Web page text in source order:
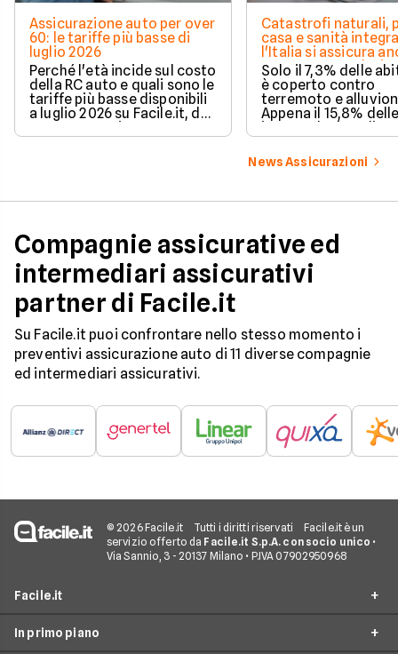
Assicurazione auto per over
60: le tariffe più basse di
luglio 2026
Perché l'età incide sul costo
della RC auto e quali sono le
tariffe più basse disponibili
a luglio 2026 su Facile.it, da
106,32€ annui.
Catastrofi naturali,
casa e sanità
l'Italia si assicura
troppo poco. I dati
Solo il 7,3% delle
è coperto contro
terremoto e
Appena il 15,8%
imprese ha la polizza
catastrofale
dati ANIA 2025 sul
assicurativo
News Assicurazioni
Compagnie assicurative ed
intermediari assicurativi
partner di Facile.it
Su Facile.it puoi confrontare nello stesso momento i
preventivi assicurazione auto di 11 diverse compagnie
ed intermediari assicurativi.
© 2026 Facile.it Tutti i diritti riservati
Facile.it è un
servizio offerto da Facile.it S.p.A. con socio unico •
Via Sannio, 3 - 20137 Milano • P.IVA 07902950968
Facile.it
Assicurazioni
In primo piano